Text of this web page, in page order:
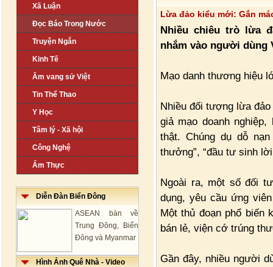
Xã Luận
Đọc Báo Trong Nước
Truyện Ngắn
Kinh Tế
Âm vang sử Việt
Tin Thể Thao
Y Học
Tâm lý - Xã hội
Công Nghệ
Ẩm Thực
Diễn Đàn Biển Đông
ASEAN bàn về
Trung Đông, Biển
Đông và Myanmar
Hình Ảnh Quê Nhà - Video
Lừa đảo kiểu mới: Gắn
Nhiều chiêu trò lừa
nhắm vào người dùng
Mạo danh thương hiệu
Nhiều đối tượng lừa
giả mạo doanh
thật. Chúng dụ dỗ
thưởng”, “đầu tư sinh
Ngoài ra, một số đối
dụng, yêu cầu ứng
Một thủ đoạn phổ biến
bán lẻ, viện cớ trúng
Gần đây, nhiều người